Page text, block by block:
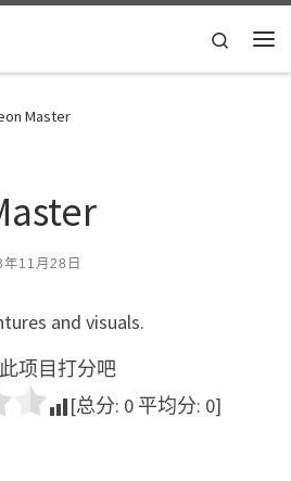
Search
Master
11月28日
and visuals.
项目打分吧
[总分: 0 平均分: 0]